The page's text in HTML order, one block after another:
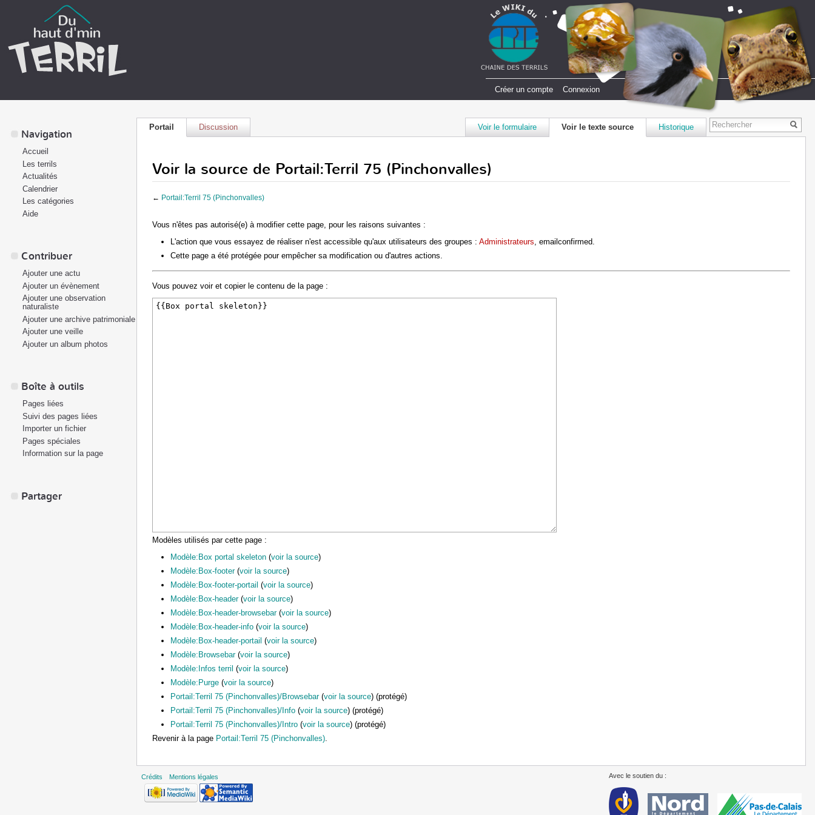
Créer un compte Connexion
Portail Discussion Voir le formulaire Voir le texte source Historique
Voir la source de Portail:Terril 75 (Pinchonvalles)
← Portail:Terril 75 (Pinchonvalles)
Vous n'êtes pas autorisé(e) à modifier cette page, pour les raisons suivantes :
L'action que vous essayez de réaliser n'est accessible qu'aux utilisateurs des groupes : Administrateurs , emailconfirmed.
Cette page a été protégée pour empêcher sa modification ou d'autres actions.
Vous pouvez voir et copier le contenu de la page :
Modèles utilisés par cette page :
Modèle:Box portal skeleton (voir la source)
Modèle:Box-footer(voir la source)
Modèle:Box-footer-portail (voir la source)
Modèle:Box-header(voir la source)
Modèle:Box-header-browsebar(voir la source)
Modèle:Box-header-info (voir la source)
Modèle:Box-header-portail (voir la source)
Modèle:Browsebar(voir la source)
Modèle:Infos terril (voir la source)
Modèle:Purge (voir la source)
Portail:Terril 75 (Pinchonvalles)/Browsebar(voir la source) (protégé)
Portail:Terril 75 (Pinchonvalles)/Info (voir la source) (protégé)
Portail:Terril 75 (Pinchonvalles)/Intro (voir la source) (protégé)
Revenir à la page Portail:Terril 75 (Pinchonvalles)
Navigation
Accueil
Les terrils
Actualités
Calendrier
Les catégories
Aide
Contribuer
Ajouter une actu
Ajouter un évènement
Ajouter une observation
naturaliste
Ajouter une archive patrimoniale
Ajouter une veille
Ajouter un album photos
Boîte à outils
Pages liées
Suivi des pages liées
Importer un fichier
Pages spéciales
Information sur la page
Partager
Crédits Mentions légales Avec le soutien du :